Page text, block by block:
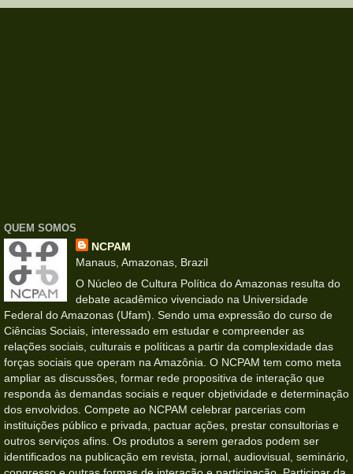
QUEM SOMOS
NCPAM
Manaus, Amazonas, Brazil
O Núcleo de Cultura Política do Amazonas resulta do
debate acadêmico vivenciado na Universidade
Federal do Amazonas (Ufam). Sendo uma expressão do curso de
Ciências Sociais, interessado em estudar e compreender as
relações sociais, culturais e políticas a partir da complexidade das
forças sociais que operam na Amazônia. O NCPAM tem como meta
ampliar as discussões, formar rede propositiva de interação que
responda às demandas sociais e requer objetividade e determinação
dos envolvidos. Compete ao NCPAM celebrar parcerias com
instituições público e privada, pactuar ações, prestar consultorias e
outros serviços afins. Os produtos a serem gerados podem ser
identificados na publicação em revista, jornal, audiovisual, seminário,